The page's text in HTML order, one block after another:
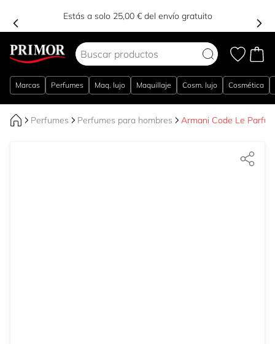
Estás a solo 25,00 € del envío gratuito
Marcas Perfumes Maq. lujo Maquillaje Cosm. lujo Cosmética
Perfumes Perfumes para hombres Armani Code Le